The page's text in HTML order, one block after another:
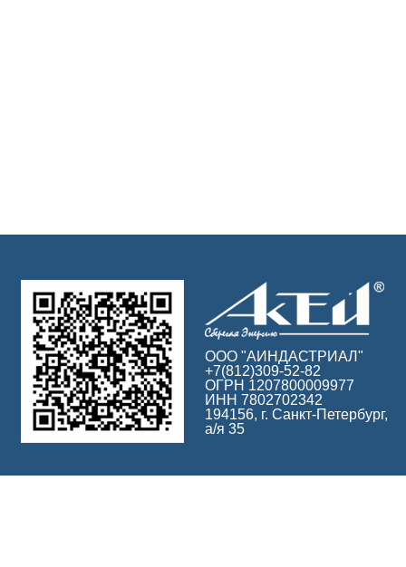
ООО "АИНДАСТРИАЛ"
+7(812)309-52-82
ОГРН 1207800009977
ИНН 7802702342
194156, г. Санкт-Петербург,
а/я 35